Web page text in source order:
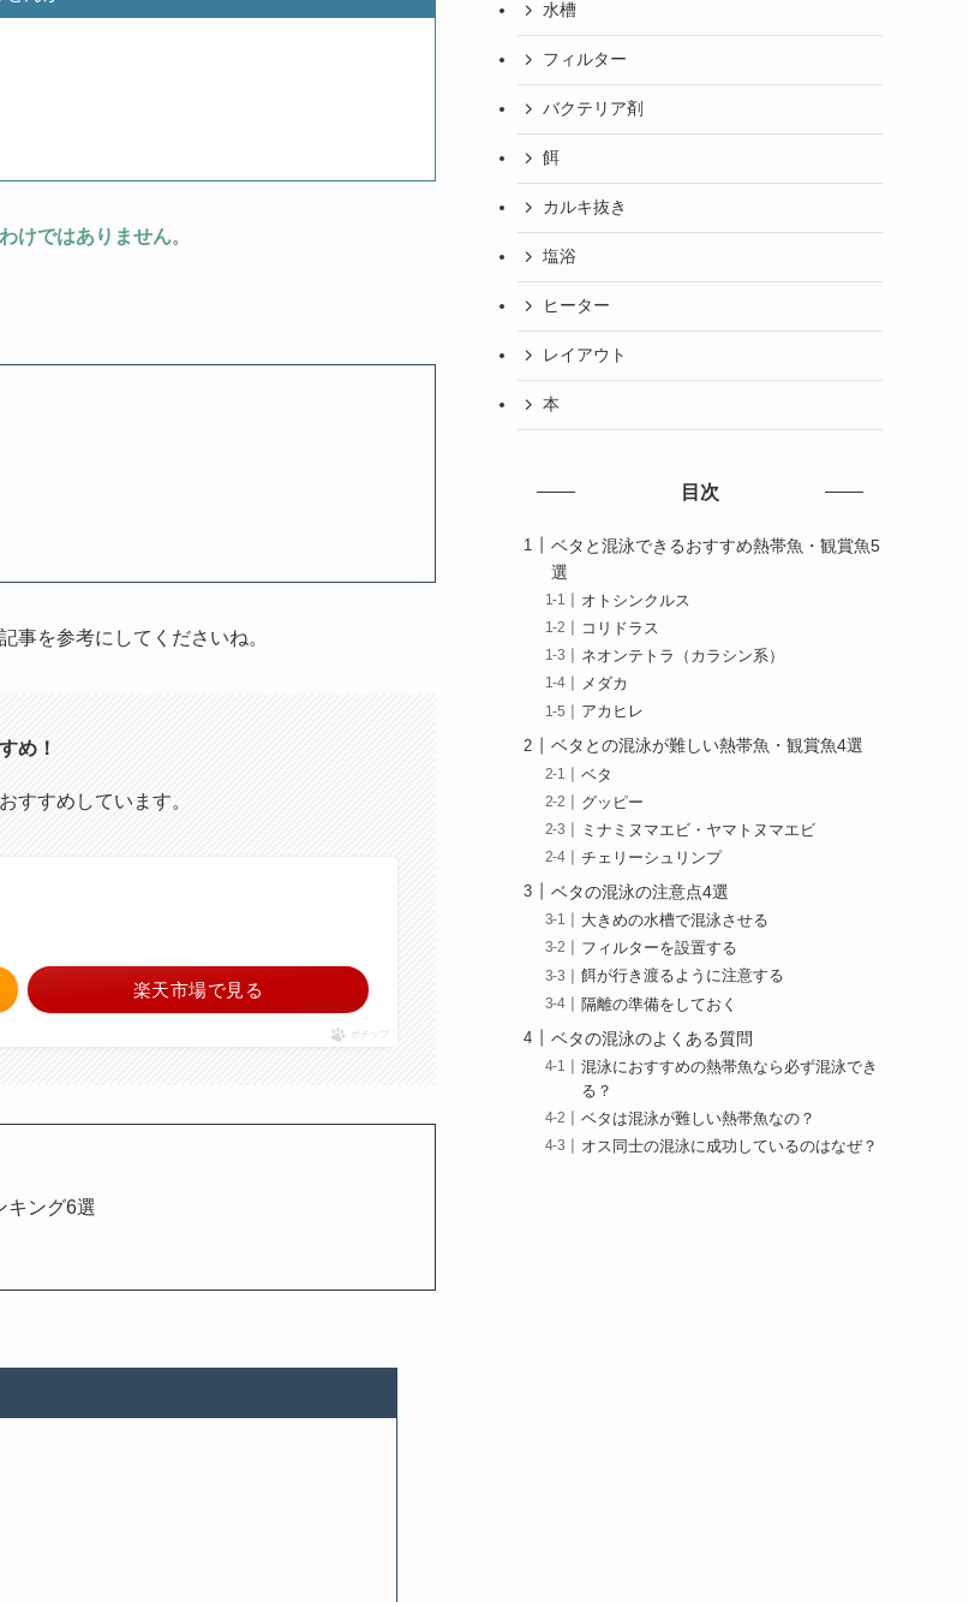
けではありません。
事を参考にしてくださいね。
め！
すすめしています。
楽天市場で見る
ポチップ
キング6選
水槽
フィルター
バクテリア剤
餌
カルキ抜き
塩浴
ヒーター
レイアウト
本
目次
ベタと混泳できるおすすめ熱帯魚・観賞魚5
選
オトシンクルス
コリドラス
ネオンテトラ（カラシン系）
メダカ
アカヒレ
ベタとの混泳が難しい熱帯魚・観賞魚4選
ベタ
グッピー
ミナミヌマエビ・ヤマトヌマエビ
チェリーシュリンプ
ベタの混泳の注意点4選
大きめの水槽で混泳させる
フィルターを設置する
餌が行き渡るように注意する
隔離の準備をしておく
ベタの混泳のよくある質問
混泳におすすめの熱帯魚なら必ず混泳でき
る？
ベタは混泳が難しい熱帯魚なの？
オス同士の混泳に成功しているのはなぜ？